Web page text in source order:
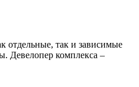
отдельные, так и зависимые
Девелопер комплекса –